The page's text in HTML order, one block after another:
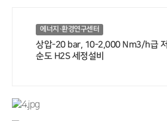
에너지·환경연구센터
상압-20 bar, 10-2,000 Nm3/h급
순도 H2S 세정설비